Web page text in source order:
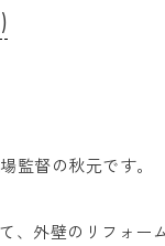
監督の秋元です。
、外壁のリフォー